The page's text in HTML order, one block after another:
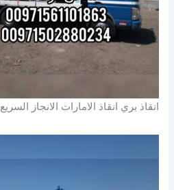
انقاذ بري انقاذ الامارات الانجاز السريع